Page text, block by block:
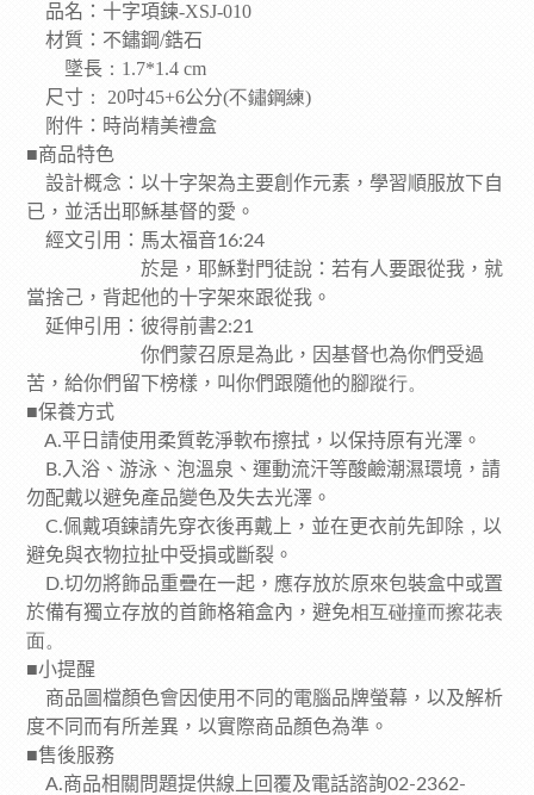
品名：十字項鍊-XSJ-010
材質：不鏽鋼/鋯石
墜長 ：1.7*1.4 cm
尺寸 ： 20吋45+6公分(不鏽鋼練)
附件：時尚精美禮盒
■商品特色
設計概念：以十字架為主要創作元素，學習順服放下自
已，並活出耶穌基督的愛。
經文引用：馬太福音16:24
於是，耶穌對門徒說：若有人要跟從我，就
當捨己，背起他的十字架來跟從我。
延伸引用：彼得前書2:21
你們蒙召原是為此，因基督也為你們受過
苦，給你們留下榜樣，叫你們跟隨他的腳蹤行。
■保養方式
A.平日請使用柔質乾淨軟布擦拭，以保持原有光澤。
B. 入浴、游泳、泡溫泉、運動流汗等酸鹼潮濕環境，請
勿配戴以避免產品變色及失去光澤。
C.佩戴項鍊請先穿衣後再戴上，並在更衣前先卸除 ， 以
避免與衣物拉扯中受損或斷裂。
D.切勿將飾品重疊在一起，應存放於原來包裝盒中或置
於備有獨立存放的首飾格箱盒內，避免相互碰撞而擦花表
面。
■小提醒
商品圖檔顏色會因使用不同的電腦品牌螢幕，以及解析
度不同而有所差異，以實際商品顏色為準。
■售後服務
A.商品相關問題提供線上回覆及電話諮詢02-2362-